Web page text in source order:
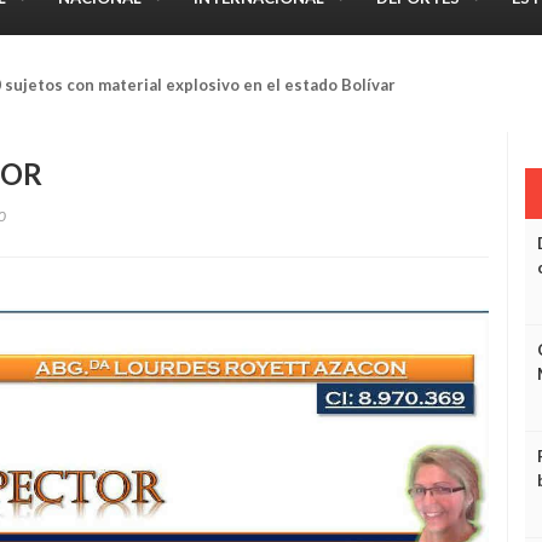
de Poliguanipa por hurtar cargamento de cabillas